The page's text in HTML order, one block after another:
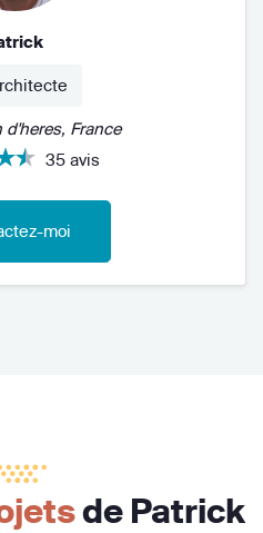
France
35 avis
moi
de Patrick